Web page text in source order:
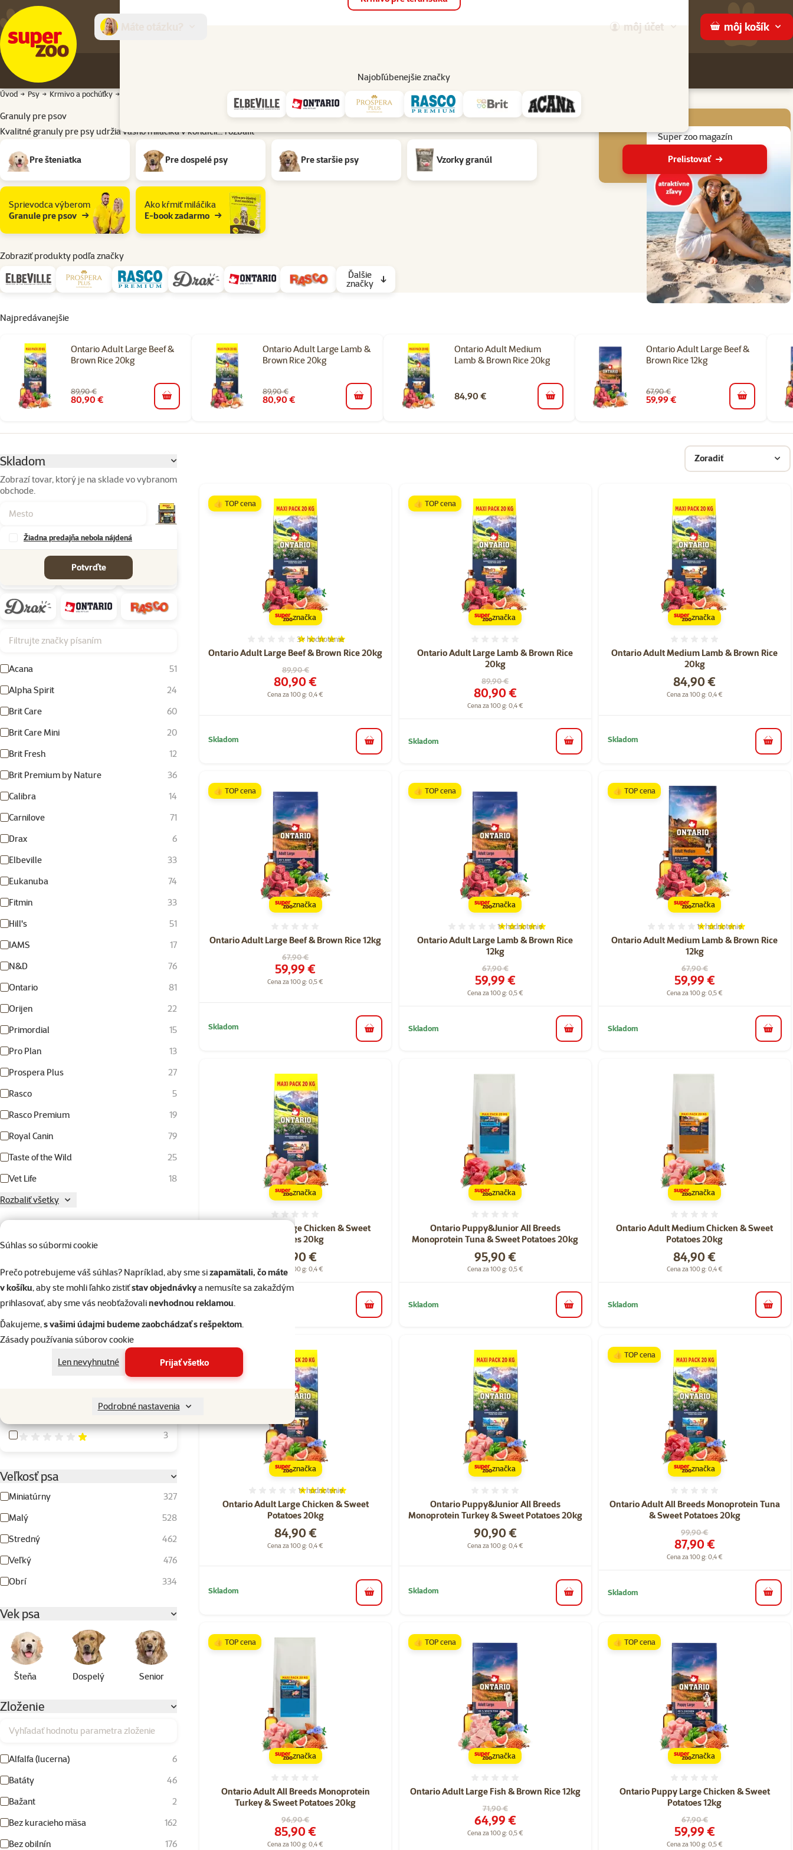
Súhlas so súbormi cookie
Prečo potrebujeme váš súhlas? Napríklad, aby sme sizapamätali, čo máte
v košíku, aby ste mohli ľahko zistiťstav objednávkya nemusíte sa zakaždým
prihlasovať, aby sme vás neobťažovalinevhodnou reklamou.
Ďakujeme,s vašimi údajmi budeme zaobchádzať s rešpektom.
Zásady používania súborov cookie
Len nevyhnutné
Prijať všetko
Podrobné nastavenia
môj účet môj košík
Najobľúbenejšie značky
Predajne Služby
Úvod Psy Krmivo a pochúťky
Granuly pre psov
Kvalitné granuly pre psy udržia vášho miláčika v kondícii…rozbaliť
Pre šteniatka
Pre dospelé psy Pre staršie psy Vzorky granúl
Sprievodca výberom
Granule pre psov
Ako kŕmiť miláčika
E-book zadarmo
Zobraziť produkty podľa značky
Ďalšie
značky
Super zoo magazín
Prelistovať
Najpredávanejšie
Ontario Adult Large Beef &
Brown Rice 20kg
89,90 €
80,90 € do košíka
Ontario Adult Large Lamb &
Brown Rice 20kg
89,90 €
80,90 € do košíka
Ontario Adult Medium
Lamb & Brown Rice 20kg
84,90 € do košíka
Ontario Adult Large Beef &
Brown Rice 12kg
67,90 €
59,99 € do košíka
Skladom
Zobrazí tovar, ktorý je na sklade vo vybranom
obchode.
Žiadna predajňa nebola nájdená
Potvrďte
Filtrujte značky písaním
Acana
51
Alpha Spirit
24
Brit Care
60
Brit Care Mini
20
Brit Fresh
12
Brit Premium by Nature
36
Calibra
14
Carnilove
71
Drax
6
Elbeville
33
Eukanuba
74
Fitmin
33
Hill's
51
IAMS
17
N&D
76
Ontario
81
Orijen
22
Primordial
15
Pro Plan
13
Prospera Plus
27
Rasco
5
Rasco Premium
19
Royal Canin
79
Taste of the Wild
25
Vet Life
18
Rozbaliť všetky
cena od-do
0 € 139 €
Hodnotenie
Hodnotenie 100%
115
Hodnotenie 80%
Hodnotenie 40%
0
Hodnotenie 20%
3
Veľkosť psa
Miniatúrny
327
Malý
528
Stredný
462
Veľký
476
Obrí
334
Vek psa
Šteňa Dospelý Senior
Zloženie
Vyhľadať hodnotu parametra zloženie
Alfalfa (lucerna)
6
Batáty
46
Bažant
2
Bez kuracieho mäsa
162
Bez obilnín
176
Zoradiť
Ontario Adult Large Beef & Brown Rice 20kg
Hodnotenie 100%, počet hodnotení: 3
3× hodnotenie
Pôvodná cena
89,90 €
Cena
80,90 €
Cena za 100 g: 0,4 €
👍 TOP cena
značka
Skladom
do košíka
Ontario Adult Large Lamb & Brown Rice
20kg
Pôvodná cena
89,90 €
Cena
80,90 €
Cena za 100 g: 0,4 €
👍 TOP cena
značka
Skladom do košíka
Ontario Adult Medium Lamb & Brown Rice
20kg
Cena
84,90 €
Cena za 100 g: 0,4 €
značka
Skladom
do
Ontario Adult Large Beef & Brown Rice 12kg
Pôvodná cena
67,90 €
Cena
59,99 €
Cena za 100 g: 0,5 €
👍 TOP cena
značka
Skladom
do košíka
Ontario Adult Large Lamb & Brown Rice
12kg
Hodnotenie 100%, počet hodnotení: 1
1×hodnotenie
Pôvodná cena
67,90 €
Cena
59,99 €
Cena za 100 g: 0,5 €
👍 TOP cena
značka
Skladom do košíka
Ontario Adult Medium Lamb & Brown Rice
12kg
Hodnotenie 100%, počet
1×hodnotenie
Pôvodná cena
67,90 €
Cena
59,99 €
Cena za 100 g: 0,5 €
👍 TOP cena
značka
Skladom do
Ontario Puppy Large Chicken & Sweet
Potatoes 20kg
Cena
84,90 €
Cena za 100 g: 0,4 €
značka
Skladom do košíka
Ontario Puppy&Junior All Breeds
Monoprotein Tuna & Sweet Potatoes 20kg
Cena
95,90 €
Cena za 100 g: 0,5 €
značka
Skladom do košíka
Ontario Adult Medium Chicken & Sweet
Potatoes 20kg
Cena
84,90 €
Cena za 100 g: 0,4 €
značka
Skladom do
Ontario Adult Large Chicken & Sweet
Potatoes 20kg
Hodnotenie 100%, počet hodnotení: 1
1×hodnotenie
Cena
84,90 €
Cena za 100 g: 0,4 €
značka
Skladom
do košíka
Ontario Puppy&Junior All Breeds
Monoprotein Turkey & Sweet Potatoes 20kg
Cena
90,90 €
Cena za 100 g: 0,4 €
značka
Skladom
do košíka
Ontario Adult All Breeds Monoprotein Tuna
& Sweet Potatoes 20kg
Pôvodná cena
99,90 €
Cena
87,90 €
Cena za 100 g: 0,4 €
👍 TOP cena
značka
Skladom do
Ontario Adult All Breeds Monoprotein
Turkey & Sweet Potatoes 20kg
Pôvodná cena
96,90 €
Cena
85,90 €
Cena za 100 g: 0,4 €
👍 TOP cena
značka
Ontario Adult Large Fish & Brown Rice 12kg
Pôvodná cena
71,90 €
Cena
64,99 €
Cena za 100 g: 0,5 €
👍 TOP cena
značka
Ontario Puppy Large Chicken & Sweet
Potatoes 12kg
Pôvodná cena
67,90 €
Cena
59,99 €
Cena za 100 g: 0,5 €
👍 TOP cena
značka